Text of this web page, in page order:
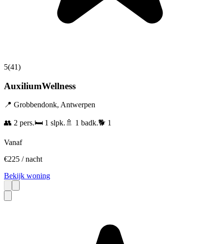
5(41)
AuxiliumWellness
📍 Grobbendonk, Antwerpen
👥 2 pers.🛏️ 1 slpk. 🚿 1 badk.🐕 1
Vanaf
€225 / nacht
Bekijk woning